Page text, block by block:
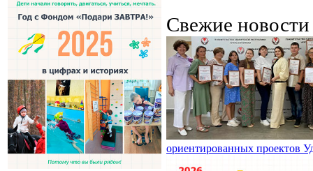
Свежие
ориентированных проектов